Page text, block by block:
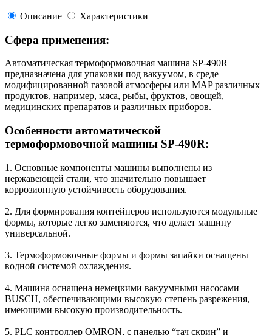
Описание Характеристики
Сфера применения:
Автоматическая термоформовочная машина SP-490R
предназначена для упаковки под вакуумом, в среде
модифицированной газовой атмосферы или MAP различных
продуктов, например, мяса, рыбы, фруктов, овощей,
медицинских препаратов и различных приборов.
Особенности автоматической
термоформовочной машины SP-490R:
1. Основные компоненты машины выполнены из
нержавеющей стали, что значительно повышает
коррозионную устойчивость оборудования.
2. Для формирования контейнеров используются модульные
формы, которые легко заменяются, что делает машину
универсальной.
3. Термоформовочные формы и формы запайки оснащены
водной системой охлаждения.
4. Машина оснащена немецкими вакуумными насосами
BUSCH, обеспечивающими высокую степень разрежения,
имеющими высокую производительность.
5. PLC контроллер OMRON, с панелью “тач скрин” и